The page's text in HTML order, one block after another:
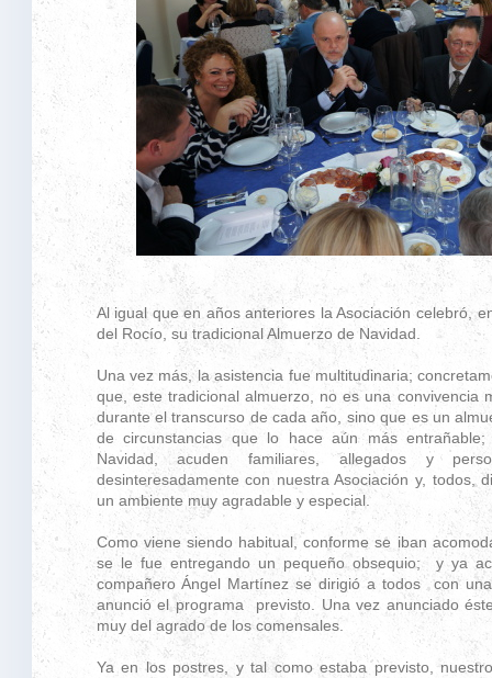
Al igual que en años anteriores la Asociación celebró,
del Rocío, su tradicional Almuerzo de Navidad.
Una vez más, la asistencia fue multitudinaria;
que, este tradicional almuerzo, no es una
durante el transcurso de cada año, sino que es un
de circunstancias que lo hace aún más
Navidad, acuden familiares, allegados y
desinteresadamente con nuestra Asociación y, todos,
un ambiente muy agradable y especial.
Como viene siendo habitual, conforme se iban
se le fue entregando un pequeño obsequio; y ya
compañero Ángel Martínez se dirigió a todos con
anunció el programa previsto. Una vez anunciado
muy del agrado de los comensales.
Ya en los postres, y tal como estaba previsto,